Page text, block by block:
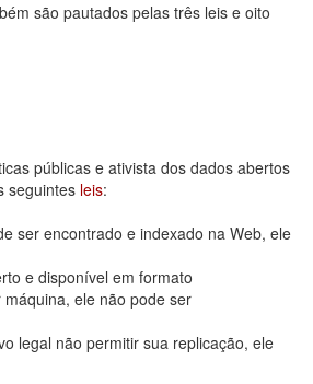
são pautados pelas três leis e oito
públicas e ativista dos dados abertos
seguintes leis:
ser encontrado e indexado na Web, ele
e disponível em formato
ele não pode ser
legal não permitir sua replicação, ele